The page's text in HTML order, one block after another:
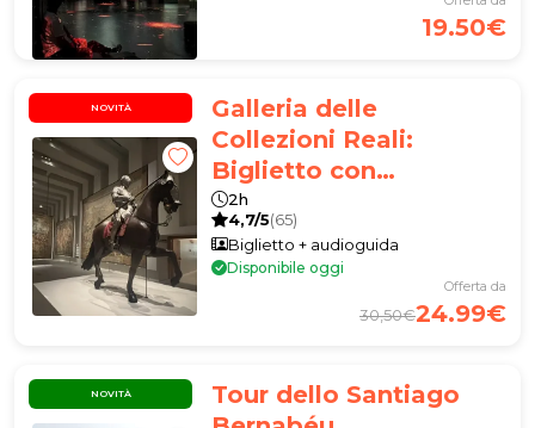
19.50€
NOVITÀ
Galleria delle
Collezioni Reali:
Biglietto con
Audioguida APP
2h
4,7/5(65)
Biglietto + audioguida
Disponibile oggi
30,50€
Offerta da
24.99€
NOVITÀ
Tour dello Santiago